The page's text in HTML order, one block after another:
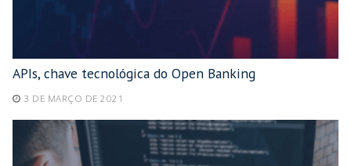
APIs, chave tecnológica do Open Banking
3 DE MARÇO DE 2021